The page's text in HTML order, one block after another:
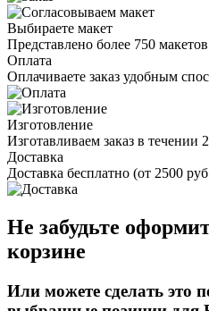
Выбираете макет
Представлено более 750 макетов
Оплата
Оплачиваете заказ удобным
Изготовление
Изготавливаем заказ в течении
Доставка
Доставка бесплатно (от 2500
Не забудьте
корзине
Или можете сделать это